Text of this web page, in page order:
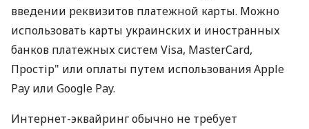
введении реквизитов платежной карты. Можно
использовать карты украинских и иностранных
банков платежных систем Visa, MasterCard,
Простір" или оплаты путем использования Apple
Pay или Google Pay.
Интернет-эквайринг обычно не требует